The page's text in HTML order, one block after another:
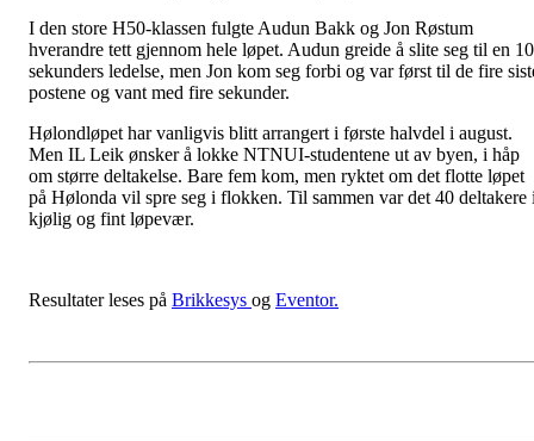
I den store H50-klassen fulgte Audun Bakk og Jon Røstum
hverandre tett gjennom hele løpet. Audun greide å slite seg til en
sekunders ledelse, men Jon kom seg forbi og var først til de fire
postene og vant med fire sekunder.
Hølondløpet har vanligvis blitt arrangert i første halvdel i august.
Men IL Leik ønsker å lokke NTNUI-studentene ut av byen, i håp
om større deltakelse. Bare fem kom, men ryktet om det flotte løpet
på Hølonda vil spre seg i flokken. Til sammen var det 40 deltakere
kjølig og fint løpevær.
Resultater leses på Brikkesys og Eventor.